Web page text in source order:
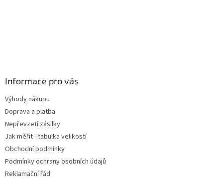
Informace pro vás
Výhody nákupu
Doprava a platba
Nepřevzetí zásilky
Jak měřit - tabulka velikostí
Obchodní podmínky
Podmínky ochrany osobních údajů
Reklamační řád